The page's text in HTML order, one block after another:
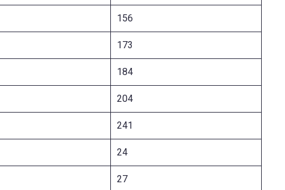
156
173
184
204
241
24
27